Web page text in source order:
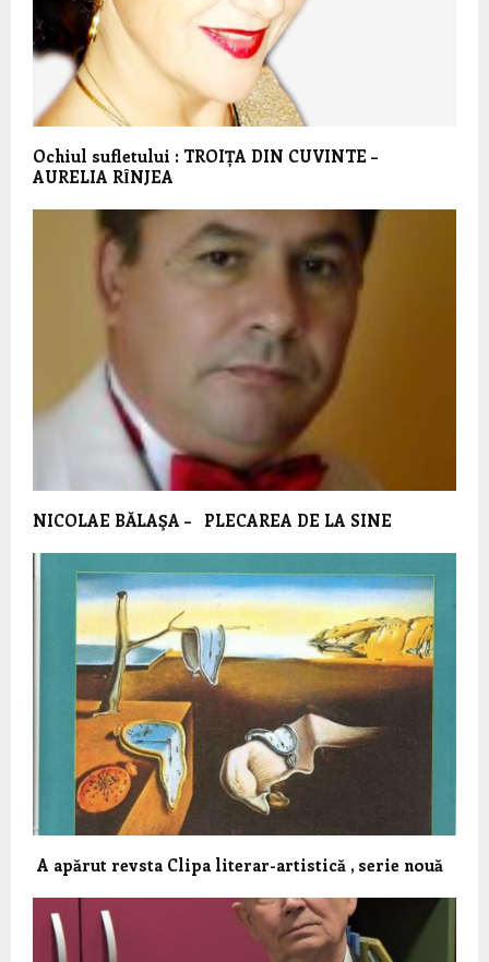
Ochiul sufletului : TROIȚA DIN CUVINTE –
AURELIA RȊNJEA
NICOLAE BĂLAŞA – PLECAREA DE LA SINE
A apărut revsta Clipa literar-artistică , serie nouă